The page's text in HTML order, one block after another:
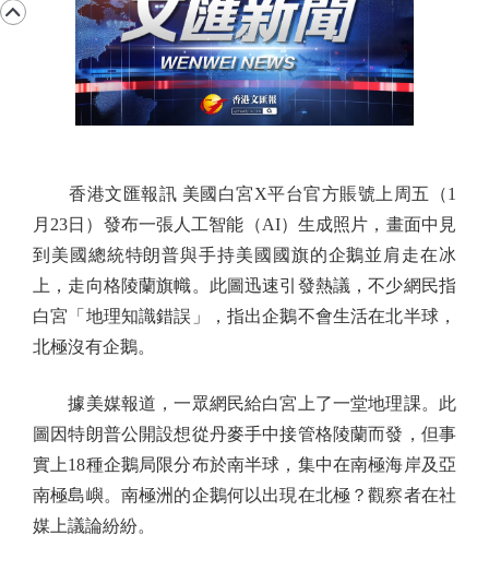
香港文匯報訊 美國白宮X平台官方賬號上周五（1
月23日）發布一張人工智能（AI）生成照片，畫面中見
到美國總統特朗普與手持美國國旗的企鵝並肩走在冰
上，走向格陵蘭旗幟。此圖迅速引發熱議，不少網民指
白宮「地理知識錯誤」，指出企鵝不會生活在北半球，
北極沒有企鵝。
據美媒報道，一眾網民給白宮上了一堂地理課。此
圖因特朗普公開設想從丹麥手中接管格陵蘭而發，但事
實上18種企鵝局限分布於南半球，集中在南極海岸及亞
南極島嶼。南極洲的企鵝何以出現在北極？觀察者在社
媒上議論紛紛。